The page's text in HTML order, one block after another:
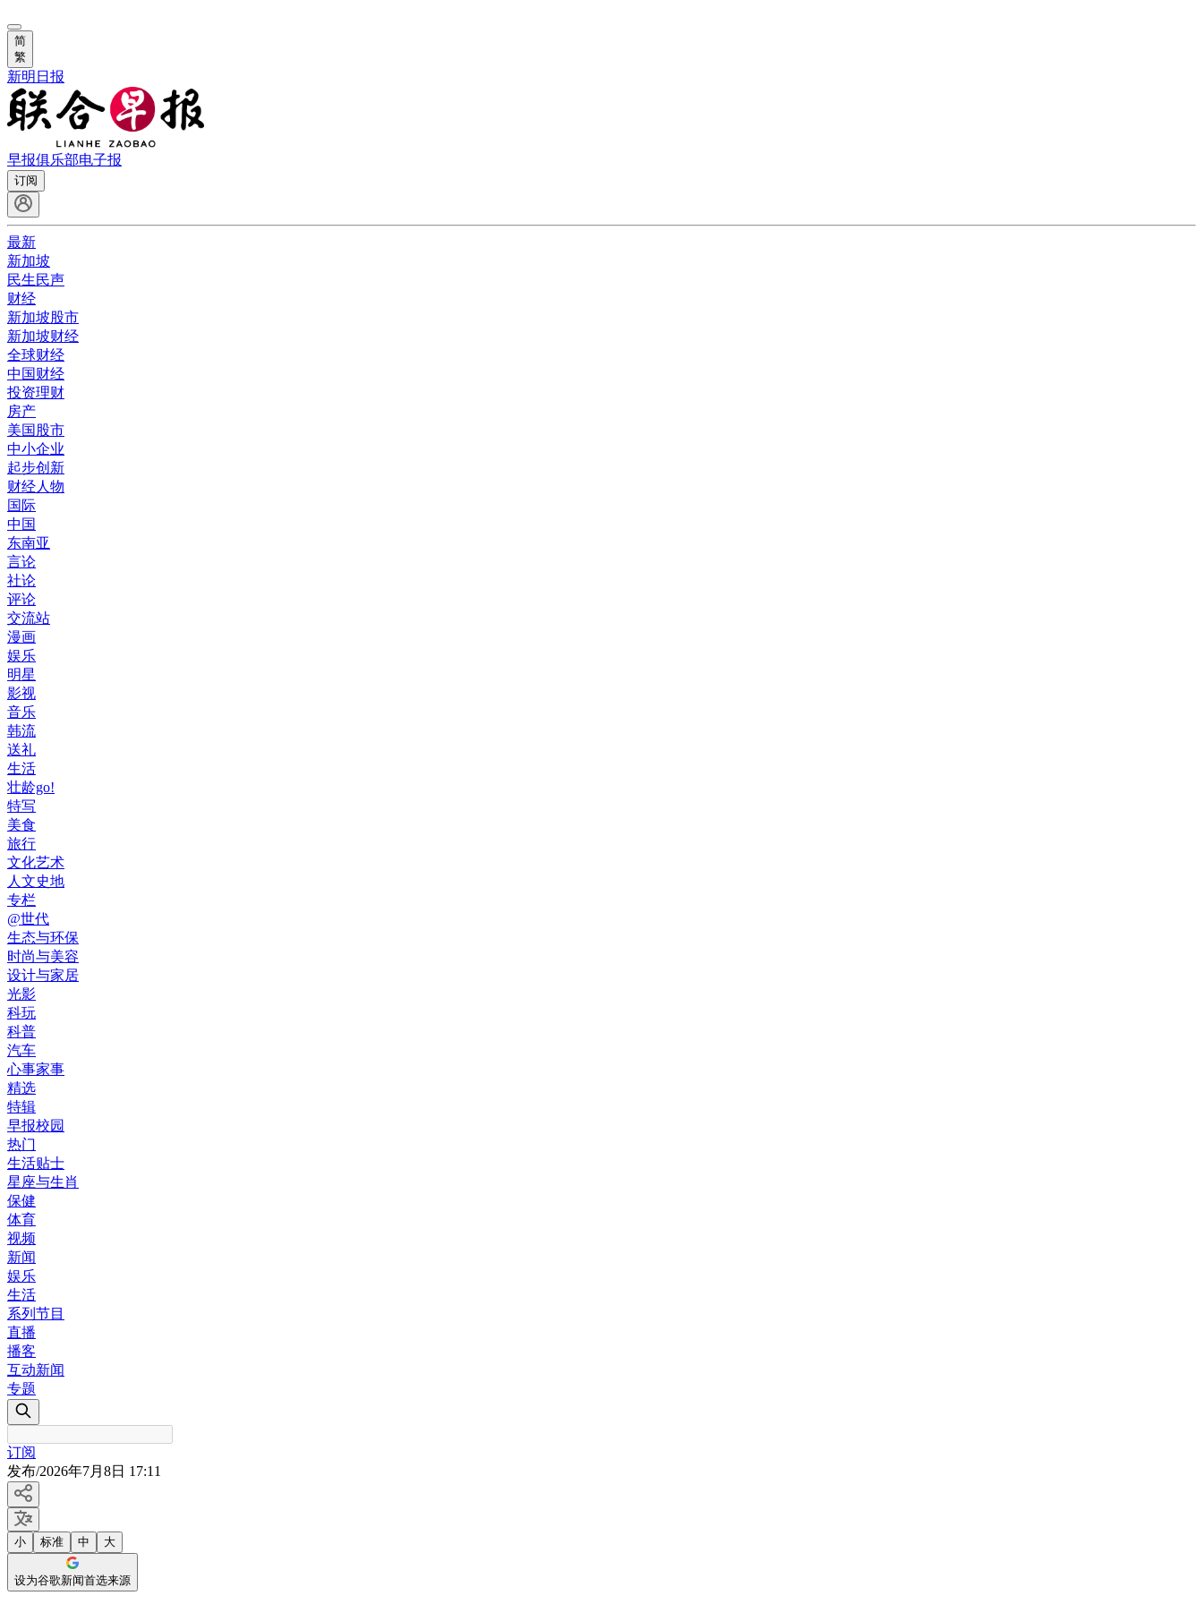
简
繁
新明日报
早报俱乐部电子报
订阅
最新
新加坡
民生民声
财经
新加坡股市
新加坡财经
全球财经
中国财经
投资理财
房产
美国股市
中小企业
起步创新
财经人物
国际
中国
东南亚
言论
社论
评论
交流站
漫画
娱乐
明星
影视
音乐
韩流
送礼
生活
壮龄go!
特写
美食
旅行
文化艺术
人文史地
专栏
@世代
生态与环保
时尚与美容
设计与家居
光影
科玩
科普
汽车
心事家事
精选
特辑
早报校园
热门
生活贴士
星座与生肖
保健
体育
视频
新闻
娱乐
生活
系列节目
直播
播客
互动新闻
专题
订阅
发布/2026年7月8日 17:11
小 标准 中 大
设为谷歌新闻首选来源